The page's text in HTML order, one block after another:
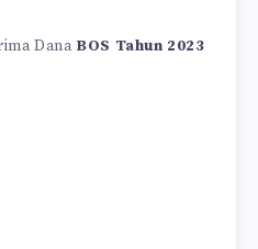
Dana BOS Tahun 2023